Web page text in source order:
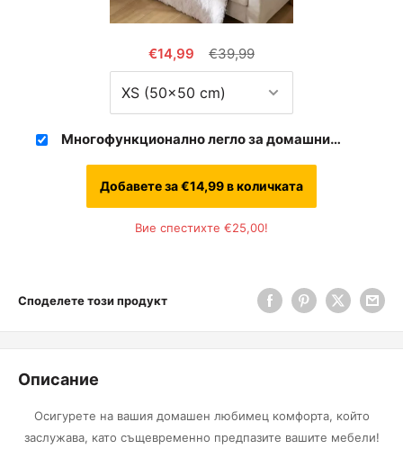
цена
€14,99
цена
€39,99
Многофункционално легло за домашни
любимци за дома и колата
Добавете за€14,99в количката
Вие спестихте €25,00!
Споделете този продукт
Описание
Осигурете на вашия домашен любимец комфорта, който
заслужава, като същевременно предпазите вашите мебели!